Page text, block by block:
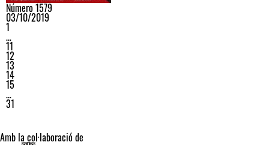
Número 1579
03/10/2019
1
…
11
12
13
14
15
…
31
Amb la col·laboració de